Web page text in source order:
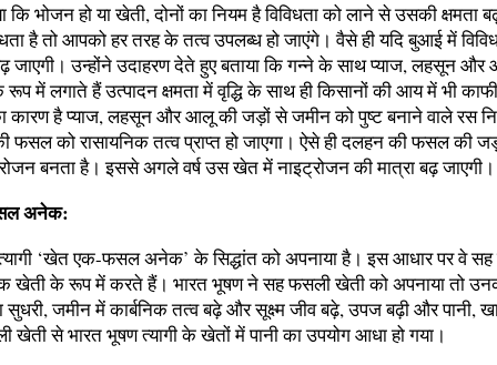
कि भोजन हो या खेती, दोनों का नियम है विविधता को लाने से उसकी क्षमता
है तो आपको हर तरह के तत्व उपलब्ध हो जाएंगे। वैसे ही यदि बुआई में
जाएगी। उन्होंने उदाहरण देते हुए बताया कि गन्ने के साथ प्याज, लहसून
में लगाते हैं उत्पादन क्षमता में वृद्धि के साथ ही किसानों की आय में भी
कारण है प्याज, लहसून और आलू की जड़ों से जमीन को पुष्ट बनाने वाले रस
फसल को रासायनिक तत्व प्राप्त हो जाएगा। ऐसे ही दलहन की फसल की
बनता है। इससे अगले वर्ष उस खेत में नाइट्रोजन की मात्रा बढ़ जाएगी।
अनेक:
‘खेत एक-फसल अनेक’ के सिद्धांत को अपनाया है। इस आधार पर वे
खेती के रूप में करते हैं। भारत भूषण ने सह फसली खेती को अपनाया तो
सुधरी, जमीन में कार्बनिक तत्व बढ़े और सूक्ष्म जीव बढ़े, उपज बढ़ी और पानी,
खेती से भारत भूषण त्यागी के खेतों में पानी का उपयोग आधा हो गया।